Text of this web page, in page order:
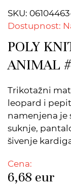
SKU:
Dostupnost:
POLY
ANIMAL
Trikotažni
leopard i
namenjena je
suknje,
šivenje
Cena:
6,68 eur